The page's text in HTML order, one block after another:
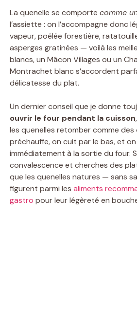
La quenelle se comporte comme
l’assiette : on l’accompagne donc
vapeur, poêlée forestière,
asperges gratinées — voilà les
blancs, un Mâcon Villages ou un
Montrachet blanc s’accordent
délicatesse du plat.
Un dernier conseil que je donne
ouvrir le four pendant la cuisson
les quenelles retomber comme des
préchauffe, on cuit par le bas, et
immédiatement à la sortie du four.
convalescence et cherches des
que les quenelles natures — sans
figurent parmi les aliments
gastro pour leur légèreté en